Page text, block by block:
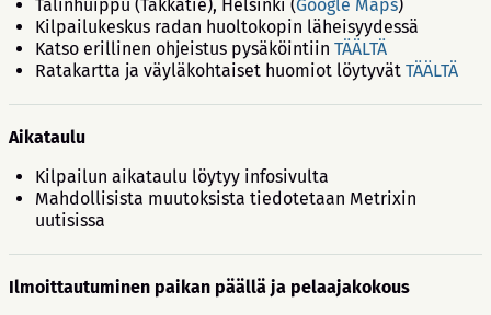
Talinhuippu (Takkatie), Helsinki (Google Maps)
Kilpailukeskus radan huoltokopin läheisyydessä
Katso erillinen ohjeistus pysäköintiin TÄÄLTÄ
Ratakartta ja väyläkohtaiset huomiot löytyvät TÄÄLTÄ
Aikataulu
Kilpailun aikataulu löytyy infosivulta
Mahdollisista muutoksista tiedotetaan Metrixin
uutisissa
Ilmoittautuminen paikan päällä ja pelaajakokous